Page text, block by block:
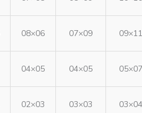
08×06 07×09 09×11
04×05 04×05 05×07
02×03 03×03 03×04